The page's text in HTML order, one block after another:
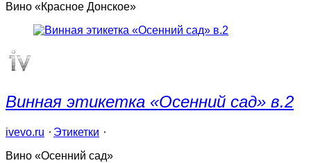
Вино «Красное Донское»
Винная этикетка «Осенний сад» в.2
ivevo.ru ⋅ Этикетки ⋅
Вино «Осенний сад»